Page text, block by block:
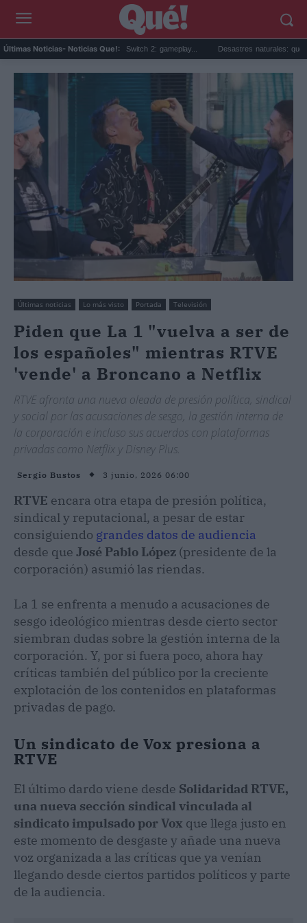
Últimas Noticias- Noticias Que!:
de Minecraft para Switch 2: gameplay... Desastres naturales: qué son, tipos,
Últimas noticias Lo más visto Portada Televisión
Piden que La 1 "vuelva a ser de
los españoles" mientras RTVE
'vende' a Broncano a Netflix
RTVE afronta una nueva oleada de presión política, sindical
y social por las acusaciones de sesgo, la gestión interna de
la corporación e incluso sus acuerdos con plataformas
privadas como Netflix y Disney Plus.
Sergio Bustos 3 junio, 2026 06:00
RTVE encara otra etapa de presión política,
sindical y reputacional, a pesar de estar
consiguiendo grandes datos de audiencia
desde que José Pablo López (presidente de la
corporación) asumió las riendas.
La 1 se enfrenta a menudo a acusaciones de
sesgo ideológico mientras desde cierto sector
siembran dudas sobre la gestión interna de la
corporación. Y, por si fuera poco, ahora hay
críticas también del público por la creciente
explotación de los contenidos en plataformas
privadas de pago.
Un sindicato de Vox presiona a
RTVE
El último dardo viene desde Solidaridad RTVE,
una nueva sección sindical vinculada al
sindicato impulsado por Vox que llega justo en
este momento de desgaste y añade una nueva
voz organizada a las críticas que ya venían
llegando desde ciertos partidos políticos y parte
de la audiencia.